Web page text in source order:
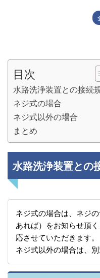
目次
水路洗浄装置との接続
ネジ式の場合
ネジ式以外の場合
まとめ
水路洗浄装置との
ネジ式の場合は、ネジ
あれば）をお知らせ頂
応させていただきます。
ネジ式以外の場合は、別